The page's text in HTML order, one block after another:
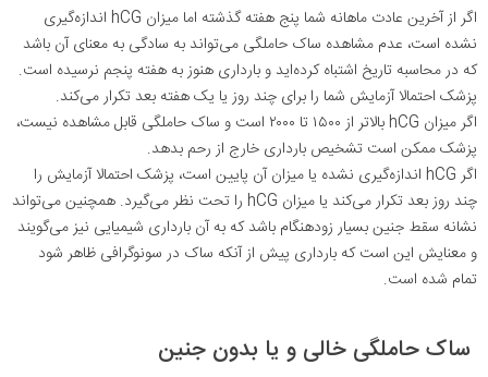
اگر از آخرین عادت ماهانه شما پنج هفته گذشته اما میزان hCG اندازه‌گیری
نشده است، عدم مشاهده ساک حاملگی می‌تواند به سادگی به معنای آن باشد
که در محاسبه تاریخ اشتباه کرده‌اید و بارداری هنوز به هفته پنجم نرسیده است.
پزشک احتمالا آزمایش شما را برای چند روز یا یک هفته بعد تکرار می‌کند.
اگر میزان hCG بالاتر از ۱۵۰۰ تا ۲۰۰۰ است و ساک حاملگی قابل مشاهده نیست،
پزشک ممکن است تشخیص بارداری خارج از رحم بدهد.
اگر hCG اندازه‌گیری نشده یا میزان آن پایین است، پزشک احتمالا آزمایش را
چند روز بعد تکرار می‌کند یا میزان hCG را تحت نظر می‌گیرد. همچنین می‌تواند
نشانه سقط جنین بسیار زودهنگام باشد که به آن بارداری شیمیایی نیز می‌گویند
و معنایش این است که بارداری پیش از آنکه ساک در سونوگرافی ظاهر شود
تمام شده است.
ساک حاملگی خالی و یا بدون جنین